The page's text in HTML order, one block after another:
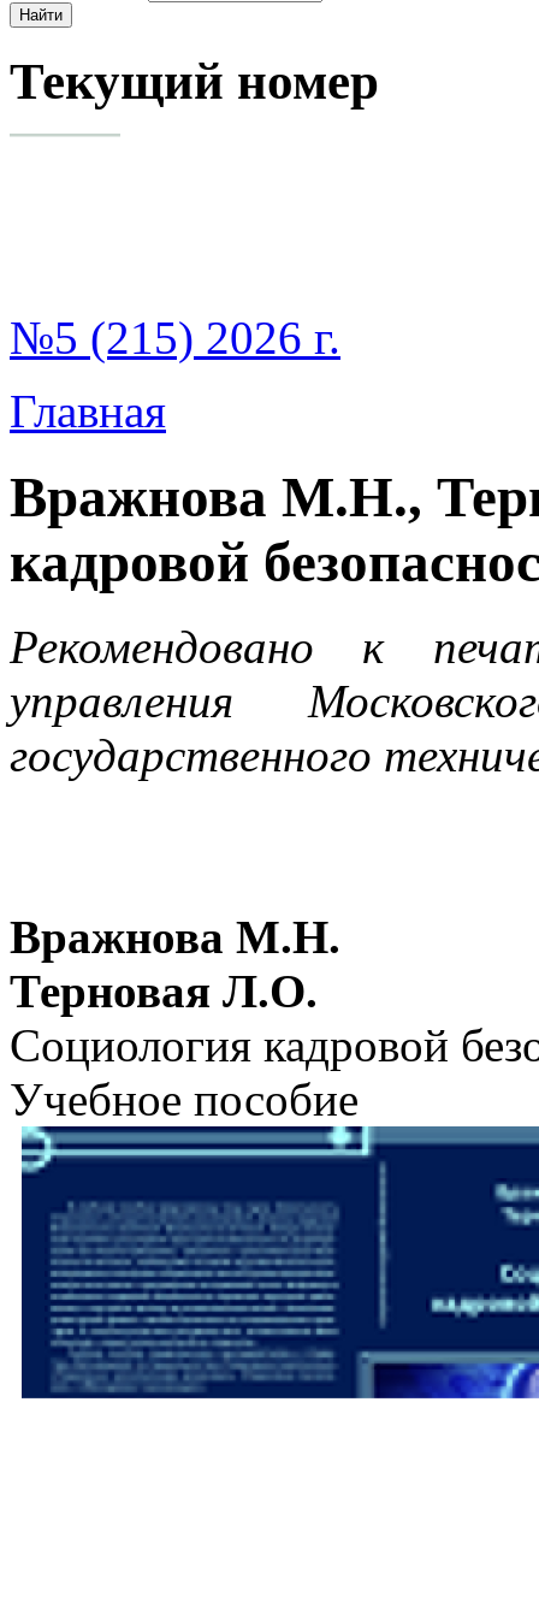
Текущий номер
№5 (215) 2026 г.
Главная
Вражнова М.Н.,
кадровой
Рекомендовано к
управления
государственного
Вражнова М.Н.
Терновая Л.О.
Социология кадровой
Учебное пособие